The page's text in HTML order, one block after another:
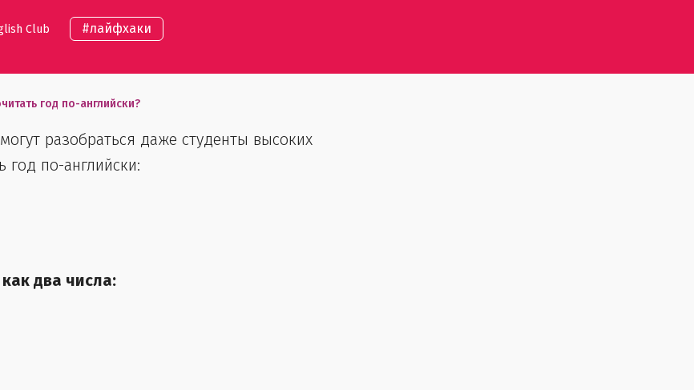
Club #лайфхаки
год по-английски?
разобраться даже студенты высоких
год по-английски:
два числа: